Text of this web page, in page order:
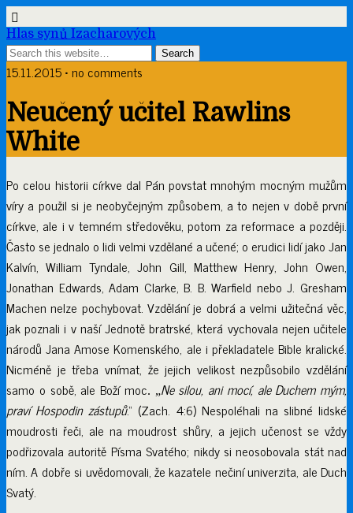
Hlas synů Izacharových
15.11.2015 • no comments
Neučený učitel Rawlins
White
Po celou historii církve dal Pán povstat mnohým mocným mužům
víry a použil si je neobyčejným způsobem, a to nejen v době první
církve, ale i v temném středověku, potom za reformace a později.
Často se jednalo o lidi velmi vzdělané a učené; o erudici lidí jako Jan
Kalvín, William Tyndale, John Gill, Matthew Henry, John Owen,
Jonathan Edwards, Adam Clarke, B. B. Warfield nebo J. Gresham
Machen nelze pochybovat. Vzdělání je dobrá a velmi užitečná věc,
jak poznali i v naší Jednotě bratrské, která vychovala nejen učitele
národů Jana Amose Komenského, ale i překladatele Bible kralické.
Nicméně je třeba vnímat, že jejich velikost nezpůsobilo vzdělání
samo o sobě, ale Boží moc. „Ne silou, ani mocí, ale Duchem mým,
praví Hospodin zástupů.“ (Zach. 4:6) Nespoléhali na slibné lidské
moudrosti řeči, ale na moudrost shůry, a jejich učenost se vždy
podřizovala autoritě Písma Svatého; nikdy si neosobovala stát nad
ním. A dobře si uvědomovali, že kazatele nečiní univerzita, ale Duch
Svatý.